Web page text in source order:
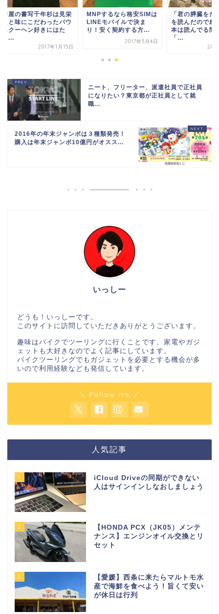
の書写千年杉は見栄
味にこだわったバウ
ーヘン好きにはた
2017年1月15日
MNPするなら格安SIMは
LINEモバイルで決ま
り！安く契約する方...
2017年5月4日
「君の膵臓をたべた
を読んだので感想。
本は読んでる間ずっ
2017年1
ニート、フリーター、派遣社員で正社員
になりたい？東京都が正社員として就
職...
2016年の年末ジャンボは３種類発売！
購入は年末ジャンボ10億円がオスス...
いっしー
どうも！いっしーです。
このサイトに訪問していただきありがとうございます。
趣味はバイクでツーリングに行くことです。家電やガジ
ェットも大好きなのでよく記事にしています。
バイクツーリングでもガジェットを必要とする機会が多
いので利用経験なども発信しています。
＼ Follow me ／
人気記事
1
iCloud Driveの同期ができない
人はサインインしなおしましょう
2
【HONDA PCX（JK05）メンテ
ナンス】エンジンオイル交換とリ
セット
3
【愛媛】西条に来たらマルトモ水
産で海鮮を食べよう！旨くて安い
が休日は行列